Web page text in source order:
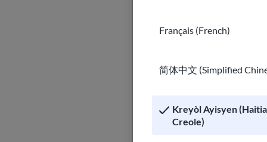
Français (French)
简体中文 (Simplified
Kreyòl Ayisyen
Creole)
meri
VOA